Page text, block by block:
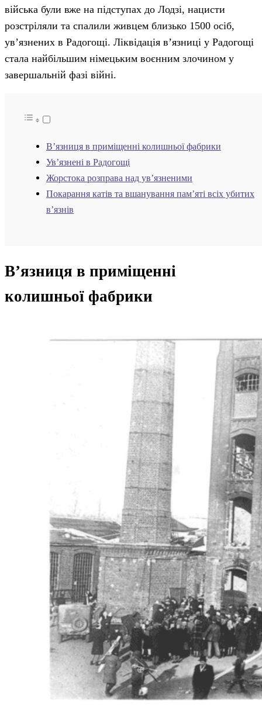
війська були вже на підступах до Лодзі, нацисти
розстріляли та спалили живцем близько 1500 осіб,
ув’язнених в Радогощі. Ліквідація в’язниці у Радогощі
стала найбільшим німецьким воєнним злочином у
завершальній фазі війні.
В’язниця в приміщенні колишньої фабрики
Ув’язнені в Радогощі
Жорстока розправа над ув’язненими
Покарання катів та вшанування пам’яті всіх убитих
в’язнів
В’язниця в приміщенні
колишньої фабрики